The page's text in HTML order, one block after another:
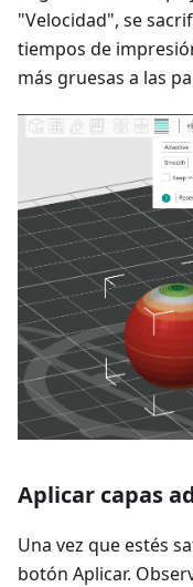
"Velocidad", se
tiempos de
más gruesas a las
Aplicar capas
Una vez que estés
botón Aplicar.